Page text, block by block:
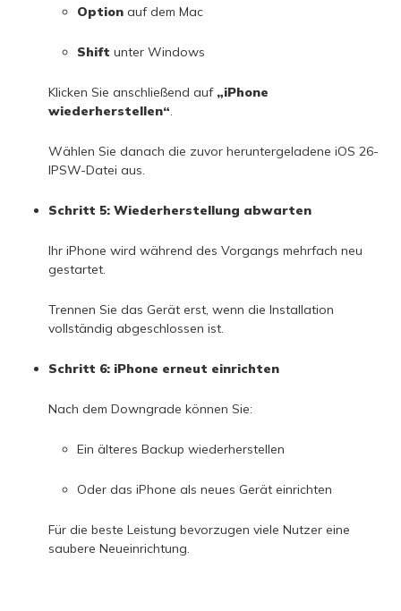
Optionauf dem Mac
Shift unter Windows
Klicken Sie anschließend auf „iPhone
wiederherstellen“.
Wählen Sie danach die zuvor heruntergeladene iOS 26-
IPSW-Datei aus.
Schritt 5: Wiederherstellung abwarten
Ihr iPhone wird während des Vorgangs mehrfach neu
gestartet.
Trennen Sie das Gerät erst, wenn die Installation
vollständig abgeschlossen ist.
Schritt 6: iPhone erneut einrichten
Nach dem Downgrade können Sie:
Ein älteres Backup wiederherstellen
Oder das iPhone als neues Gerät einrichten
Für die beste Leistung bevorzugen viele Nutzer eine
saubere Neueinrichtung.